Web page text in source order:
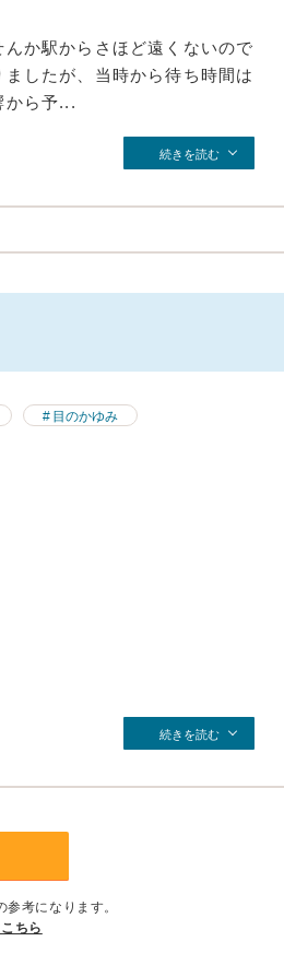
か駅からさほど遠くないので
したが、当時から待ち時間は
から予...
続きを読む
目のかゆみ
続きを読む
考になります。
ちら